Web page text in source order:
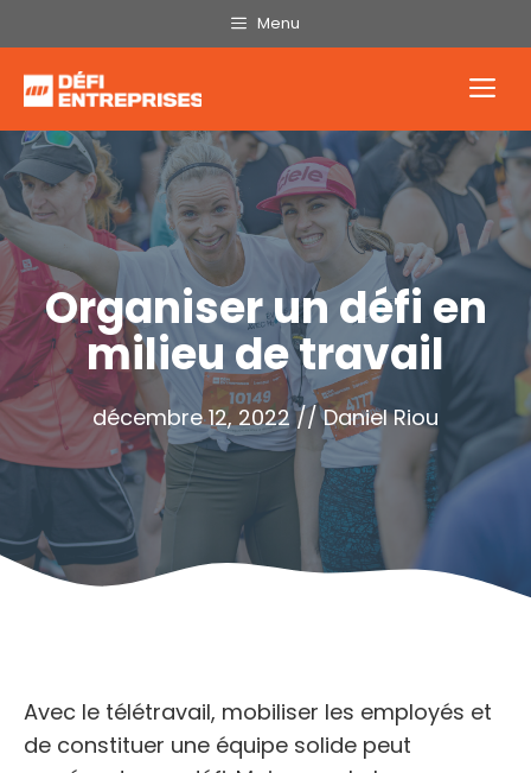
au
contenu
Menu
Organiser un défi en
milieu de travail
décembre 12, 2022 // Daniel Riou
Avec le télétravail, mobiliser les employés et
de constituer une équipe solide peut